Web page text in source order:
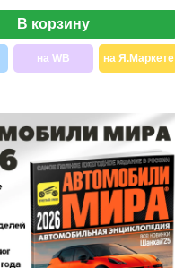
В корзину
на WB на Я.Маркете